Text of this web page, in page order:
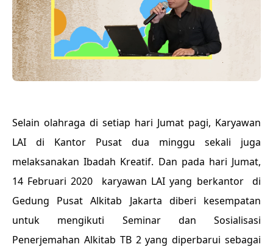
Selain olahraga di setiap hari Jumat pagi, Karyawan
LAI di Kantor Pusat dua minggu sekali juga
melaksanakan Ibadah Kreatif. Dan pada hari Jumat,
14 Februari 2020 karyawan LAI yang berkantor di
Gedung Pusat Alkitab Jakarta diberi kesempatan
untuk mengikuti Seminar dan Sosialisasi
Penerjemahan Alkitab TB 2 yang diperbarui sebagai